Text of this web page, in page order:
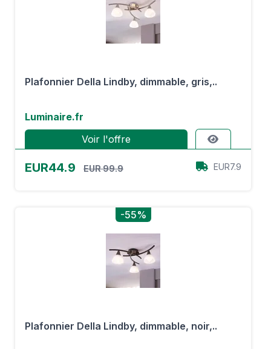
Plafonnier Della Lindby, dimmable, gris,..
Luminaire.fr
Voir l'offre
EUR44.9 EUR 99.9 EUR7.9
-55%
Plafonnier Della Lindby, dimmable, noir,..